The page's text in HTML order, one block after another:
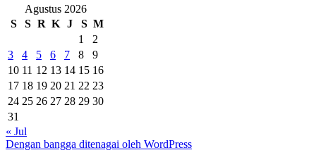
Agustus 2026
S
S R K J S M
1
2
3
4 5 6 7 8
9
10 11 12 13 14 15 16
17 18 19 20 21 22 23
24 25 26 27 28 29 30
31
« Jul
Dengan bangga ditenagai oleh WordPress